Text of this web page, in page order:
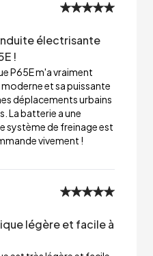
électrisante
!
P65E m'a vraiment
et sa puissante
déplacements urbains
La batterie a une
système de freinage est
vivement !
légère et facile à